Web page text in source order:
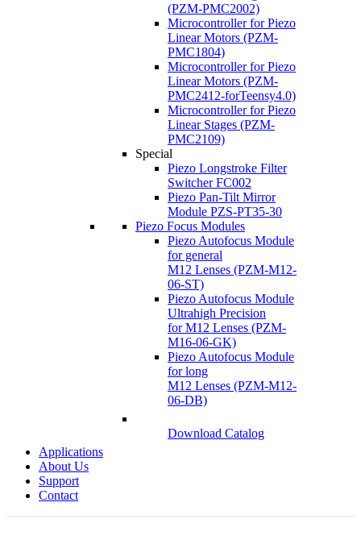
(PZM-PMC2002)
Microcontroller for Piezo
Linear Motors (PZM-
PMC1804)
Microcontroller for Piezo
Linear Motors (PZM-
PMC2412-forTeensy4.0)
Microcontroller for Piezo
Linear Stages (PZM-
PMC2109)
Special
Piezo Longstroke Filter
Switcher FC002
Piezo Pan-Tilt Mirror
Module PZS-PT35-30
Piezo Focus Modules
Piezo Autofocus Module
for general
M12 Lenses (PZM-M12-
06-ST)
Piezo Autofocus Module
Ultrahigh Precision
for M12 Lenses (PZM-
M16-06-GK)
Piezo Autofocus Module
for long
M12 Lenses (PZM-M12-
06-DB)
Download Catalog
Applications
About Us
Support
Contact